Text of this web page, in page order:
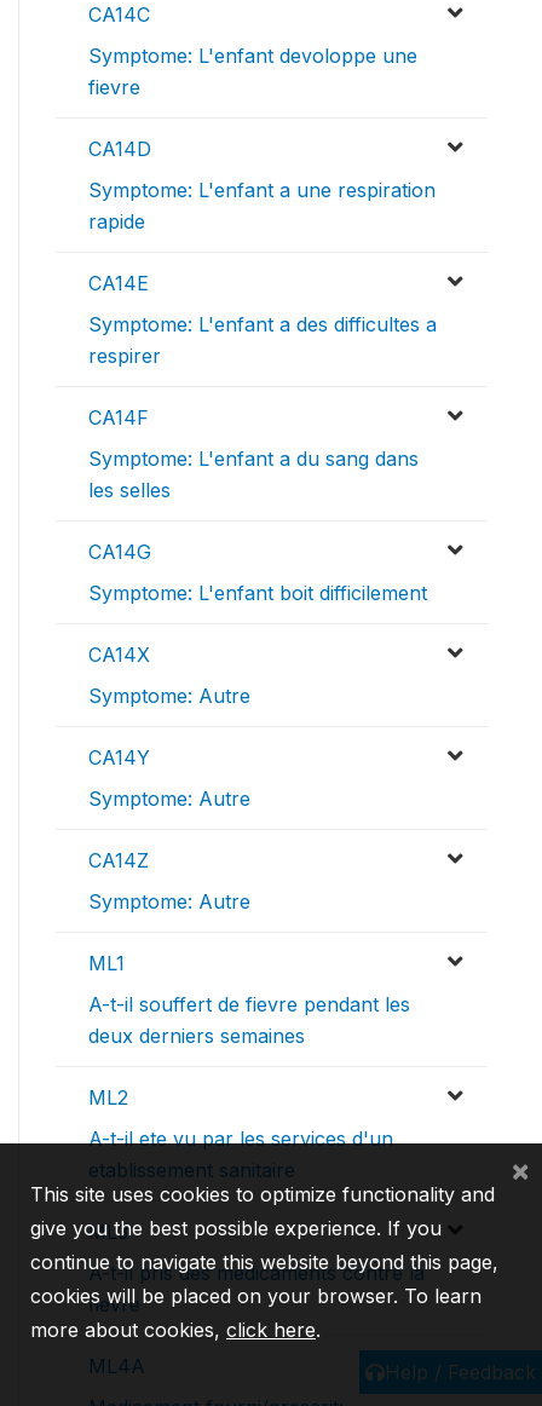
CA14C
Symptome: L'enfant devoloppe une
fievre
CA14D
Symptome: L'enfant a une respiration
rapide
CA14E
Symptome: L'enfant a des difficultes a
respirer
CA14F
Symptome: L'enfant a du sang dans
les selles
CA14G
Symptome: L'enfant boit difficilement
CA14X
Symptome: Autre
CA14Y
Symptome: Autre
CA14Z
Symptome: Autre
ML1
A-t-il souffert de fievre pendant les
deux derniers semaines
ML2
A-t-il ete vu par les services d'un
etablissement sanitaire
ML3
A-t-il pris des medicaments contre la
fievre
ML4A
Help / Feedback
This site uses cookies to optimize functionality and
give you the best possible experience. If you
continue to navigate this website beyond this page,
cookies will be placed on your browser. To learn
more about cookies, click here.
×